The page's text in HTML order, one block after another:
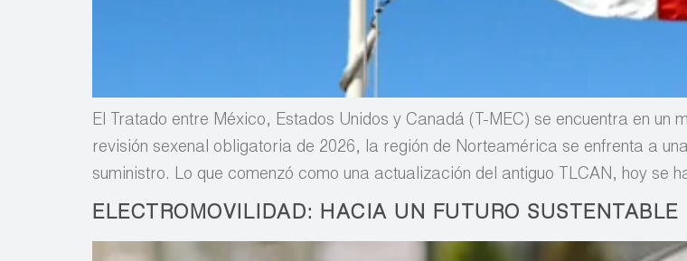
El Tratado entre México, Estados Unidos y Canadá (T-MEC) se encuentra en
revisión sexenal obligatoria de 2026, la región de Norteamérica se enfrenta a
suministro. Lo que comenzó como una actualización del antiguo TLCAN, hoy se
ELECTROMOVILIDAD: HACIA UN FUTURO SUSTENTABLE